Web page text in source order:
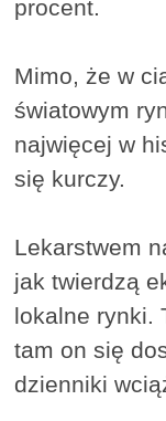
procent.
Mimo, że w
światowym
najwięcej w
się kurczy.
Lekarstwem
jak twierdzą
lokalne rynki.
tam on się
dzienniki